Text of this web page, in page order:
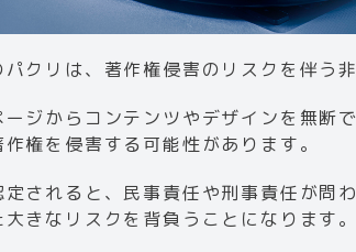
クリは、著作権侵害のリスクを伴う
ジからコンテンツやデザインを無断
権を侵害する可能性があります。
されると、民事責任や刑事責任が問
きなリスクを背負うことになります。